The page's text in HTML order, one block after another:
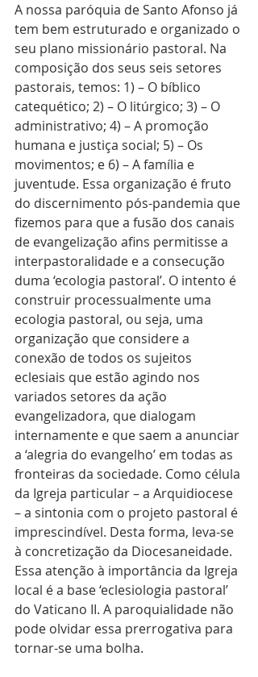
A nossa paróquia de Santo Afonso já
tem bem estruturado e organizado o
seu plano missionário pastoral. Na
composição dos seus seis setores
pastorais, temos: 1) – O bíblico
catequético; 2) – O litúrgico; 3) – O
administrativo; 4) – A promoção
humana e justiça social; 5) – Os
movimentos; e 6) – A família e
juventude. Essa organização é fruto
do discernimento pós-pandemia que
fizemos para que a fusão dos canais
de evangelização afins permitisse a
interpastoralidade e a consecução
duma ‘ecologia pastoral’. O intento é
construir processualmente uma
ecologia pastoral, ou seja, uma
organização que considere a
conexão de todos os sujeitos
eclesiais que estão agindo nos
variados setores da ação
evangelizadora, que dialogam
internamente e que saem a anunciar
a ‘alegria do evangelho’ em todas as
fronteiras da sociedade. Como célula
da Igreja particular – a Arquidiocese
– a sintonia com o projeto pastoral é
imprescindível. Desta forma, leva-se
à concretização da Diocesaneidade.
Essa atenção à importância da Igreja
local é a base ‘eclesiologia pastoral’
do Vaticano II. A paroquialidade não
pode olvidar essa prerrogativa para
tornar-se uma bolha.